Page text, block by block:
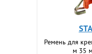
Ремень для
м 35